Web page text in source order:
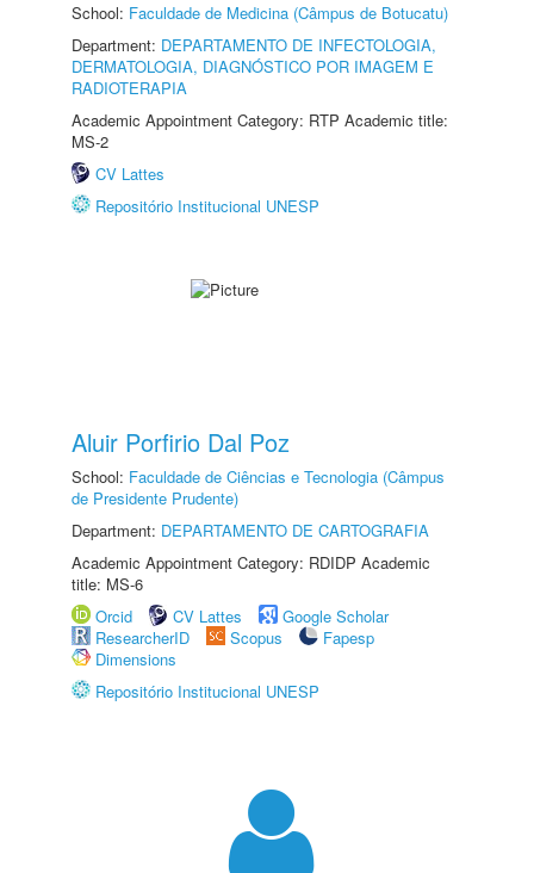
School: Faculdade de Medicina (Câmpus de Botucatu)
Department: DEPARTAMENTO DE INFECTOLOGIA,
DERMATOLOGIA, DIAGNÓSTICO POR IMAGEM E
RADIOTERAPIA
Academic Appointment Category: RTP Academic title:
MS-2
CV Lattes
Repositório Institucional UNESP
Aluir Porfirio Dal Poz
School: Faculdade de Ciências e Tecnologia (Câmpus
de Presidente Prudente)
Department: DEPARTAMENTO DE CARTOGRAFIA
Academic Appointment Category: RDIDP Academic
title: MS-6
Orcid
CV Lattes
Google Scholar
ResearcherID
Scopus
Fapesp
Dimensions
Repositório Institucional UNESP